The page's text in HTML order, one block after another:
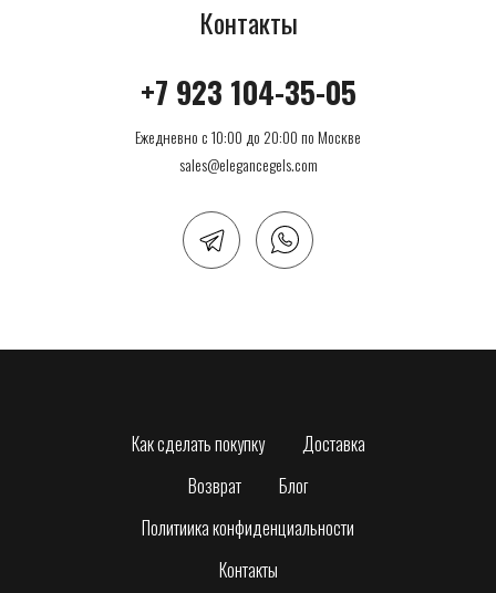
+7 923 104-35-05
sales@elegancegels.com
Ежедневно с 10:00 до 20:00 по Москве
Контакты
Как сделать покупку
Доставка
Возврат
Блог
Политиика конфиденциальности
Контакты